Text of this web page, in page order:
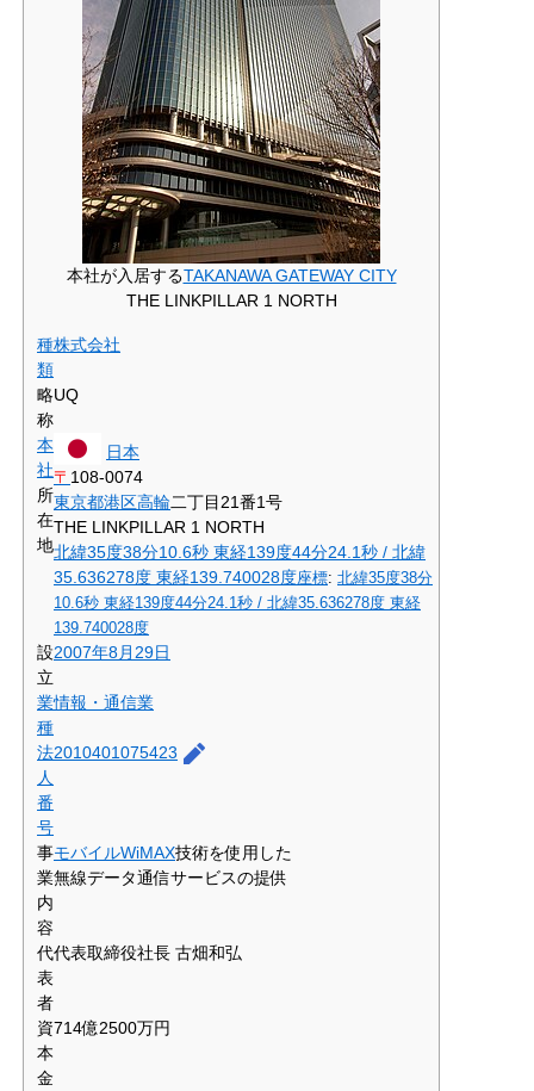
本社が入居するTAKANAWA GATEWAY CITY
THE LINKPILLAR 1 NORTH
種
類
株式会社
略
称
UQ
本
社
所
在
地
日本
〒 108-0074
東京都港区高輪二丁目21番1号
THE LINKPILLAR 1 NORTH
北緯35度38分10.6秒 東経139度44分24.1秒 / 北緯
35.636278度 東経139.740028度座標: 北緯35度38分
10.6秒 東経139度44分24.1秒 / 北緯35.636278度 東経
139.740028度
設
立
2007年8月29日
業
種
情報・通信業
法
人
番
号
2010401075423
事
業
内
容
モバイルWiMAX技術を使用した
無線データ通信サービスの提供
代
表
者
代表取締役社長 古畑和弘
資
本
金
714億2500万円